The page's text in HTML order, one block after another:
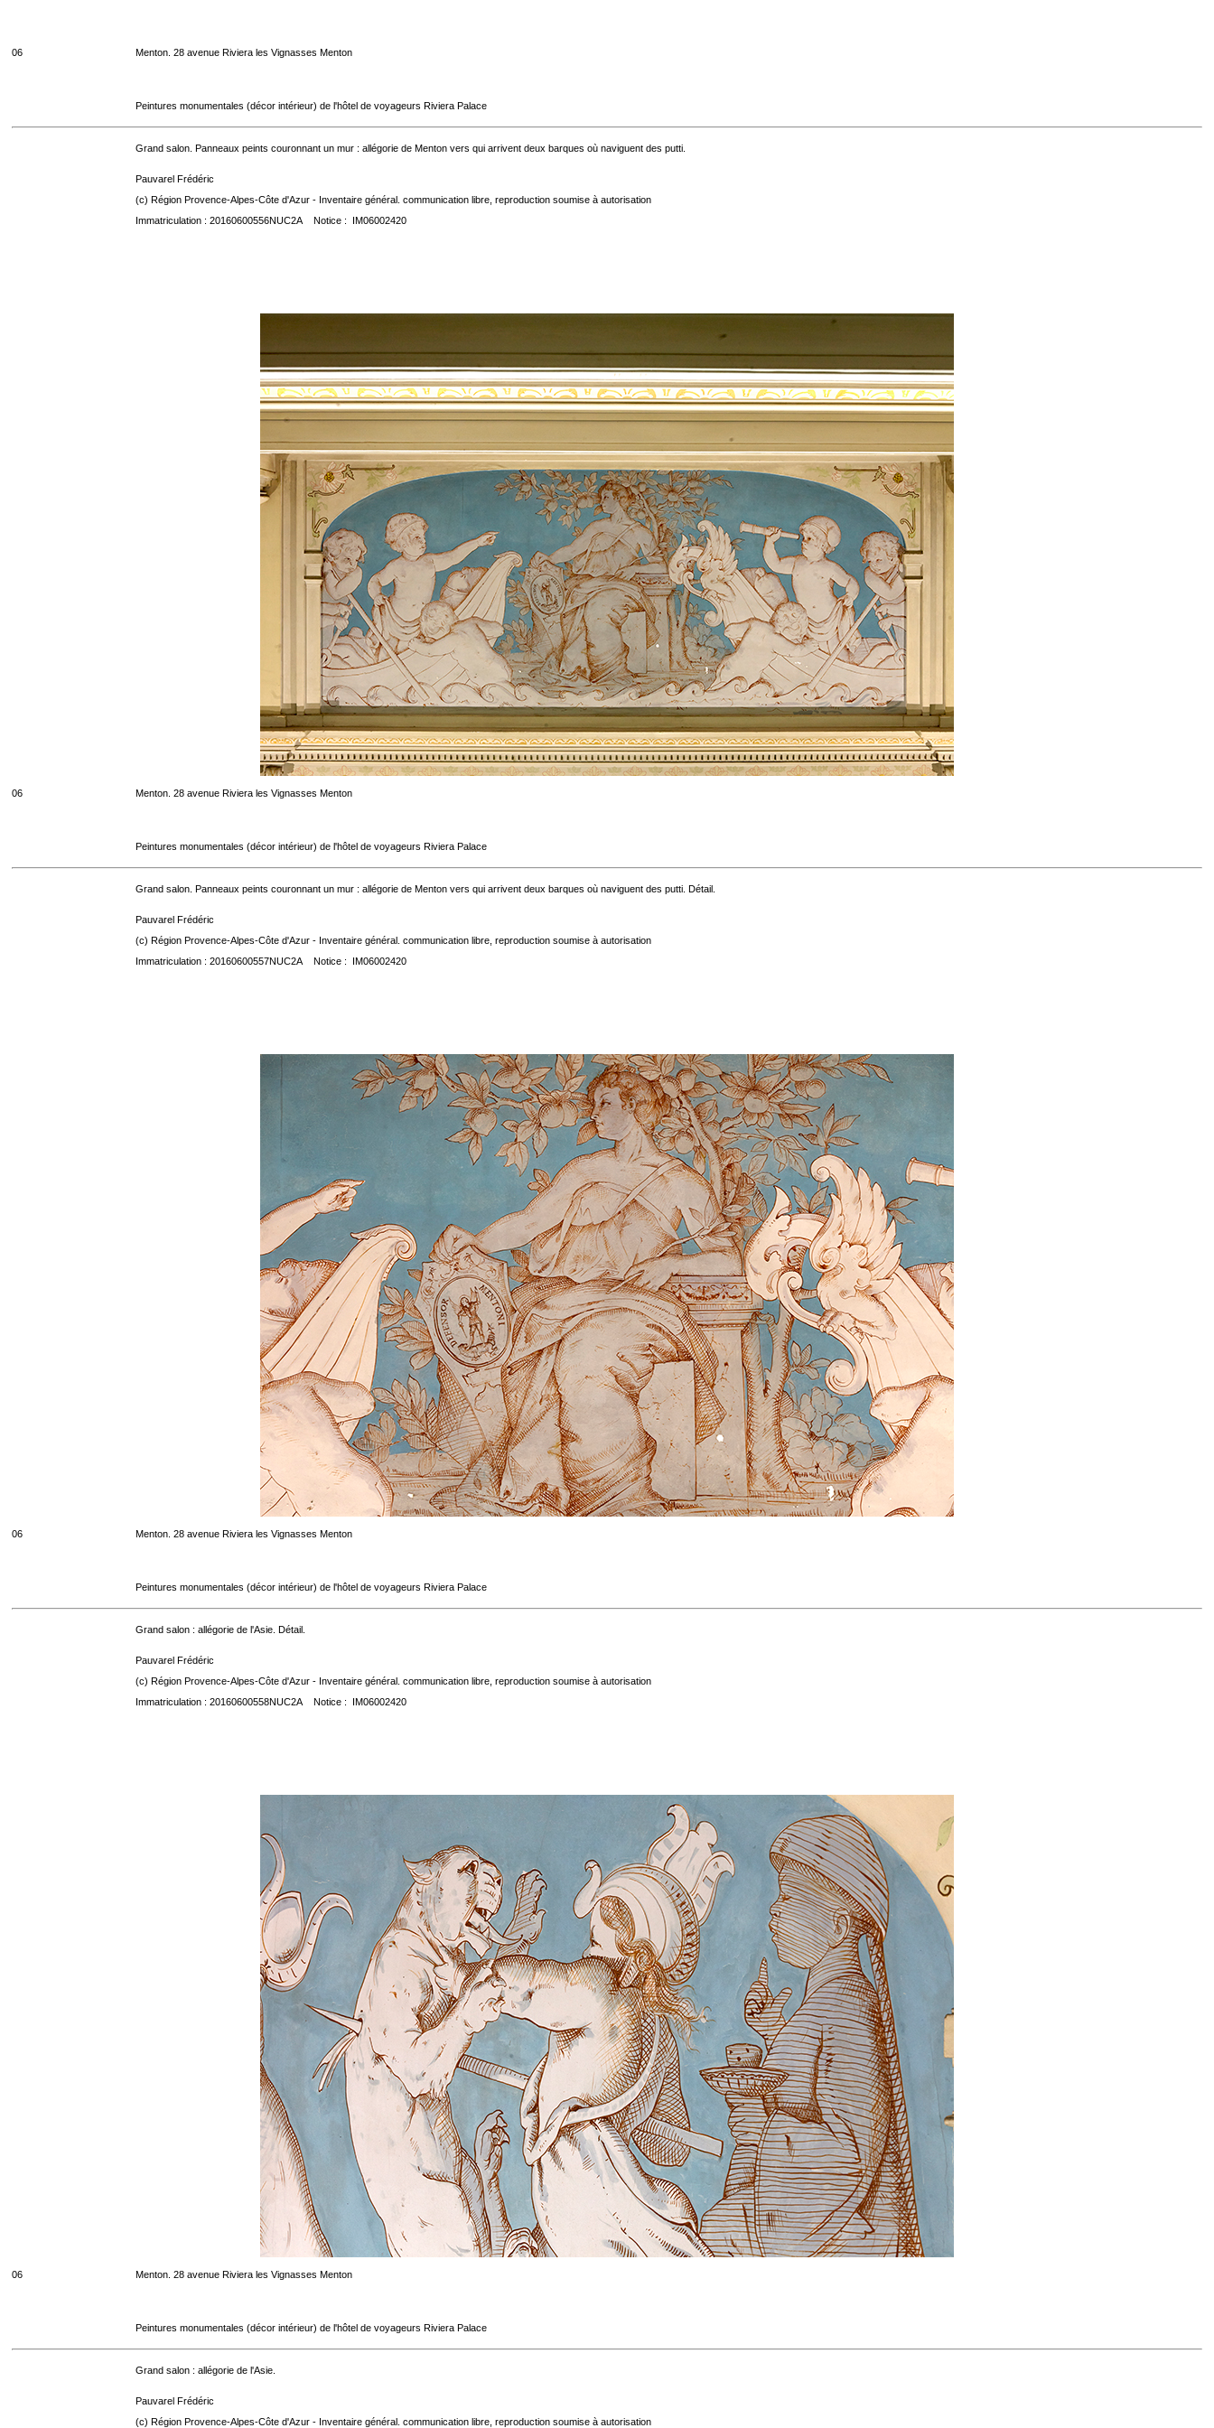
06 Menton. 28 avenue Riviera les Vignasses Menton
Peintures monumentales (décor intérieur) de l'hôtel de voyageurs Riviera Palace
Grand salon. Panneaux peints couronnant un mur : allégorie de Menton vers qui arrivent deux barques où naviguent des putti.
Pauvarel Frédéric
(c) Région Provence-Alpes-Côte d'Azur - Inventaire général. communication libre, reproduction soumise à autorisation
Immatriculation : 20160600556NUC2A Notice : IM06002420
06 Menton. 28 avenue Riviera les Vignasses Menton
Peintures monumentales (décor intérieur) de l'hôtel de voyageurs Riviera Palace
Grand salon. Panneaux peints couronnant un mur : allégorie de Menton vers qui arrivent deux barques où naviguent des putti. Détail.
Pauvarel Frédéric
(c) Région Provence-Alpes-Côte d'Azur - Inventaire général. communication libre, reproduction soumise à autorisation
Immatriculation : 20160600557NUC2A Notice : IM06002420
06 Menton. 28 avenue Riviera les Vignasses Menton
Peintures monumentales (décor intérieur) de l'hôtel de voyageurs Riviera Palace
Grand salon : allégorie de l'Asie. Détail.
Pauvarel Frédéric
(c) Région Provence-Alpes-Côte d'Azur - Inventaire général. communication libre, reproduction soumise à autorisation
Immatriculation : 20160600558NUC2A Notice : IM06002420
06 Menton. 28 avenue Riviera les Vignasses Menton
Peintures monumentales (décor intérieur) de l'hôtel de voyageurs Riviera Palace
Grand salon : allégorie de l'Asie.
Pauvarel Frédéric
(c) Région Provence-Alpes-Côte d'Azur - Inventaire général. communication libre, reproduction soumise à autorisation